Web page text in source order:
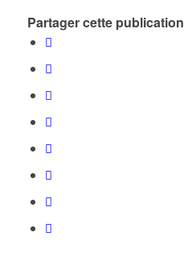
Partager cette publication